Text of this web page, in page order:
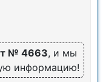
№ 4663, и мы
информацию!